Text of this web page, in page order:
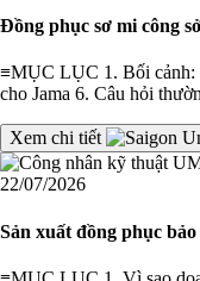
Đồng phục sơ mi công
≡MỤC LỤC 1. Bối cảnh:
cho Jama 6. Câu hỏi
Xem chi tiết
22/07/2026
Sản xuất đồng phục